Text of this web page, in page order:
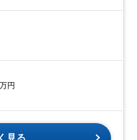
円
見る